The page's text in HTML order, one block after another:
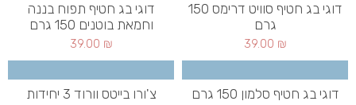
דוגי בג חטיף סוויט דרימס 150
גרם
39.00 ₪
דוגי בג חטיף תפוח בננה
וחמאת בוטנים 150 גרם
39.00 ₪
דוגי בג חטיף סלמון 150 גרם צ'ורו בייטס וורוד 3 יחידות